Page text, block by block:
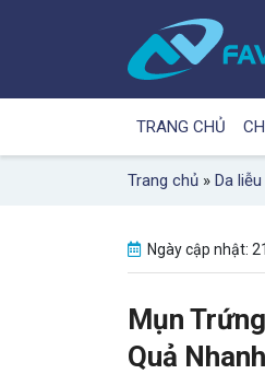
TRANG CHỦ
Trang chủ » Da
Ngày cập nhật:
Mụn
Quả Nhanh